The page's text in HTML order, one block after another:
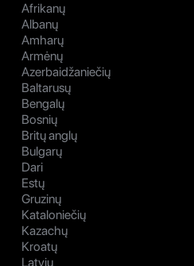
Afrikanų
Albanų
Amharų
Armėnų
Azerbaidžaniečių
Baltarusų
Bengalų
Bosnių
Britų anglų
Bulgarų
Dari
Estų
Gruzinų
Kataloniečių
Kazachų
Kroatų
Latvių